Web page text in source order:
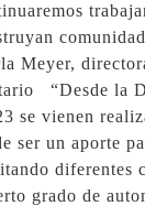
Meyer,
“Desde la
se vienen
ser un aporte
diferentes
grado de